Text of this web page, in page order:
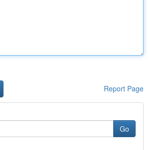
Report Page
Go